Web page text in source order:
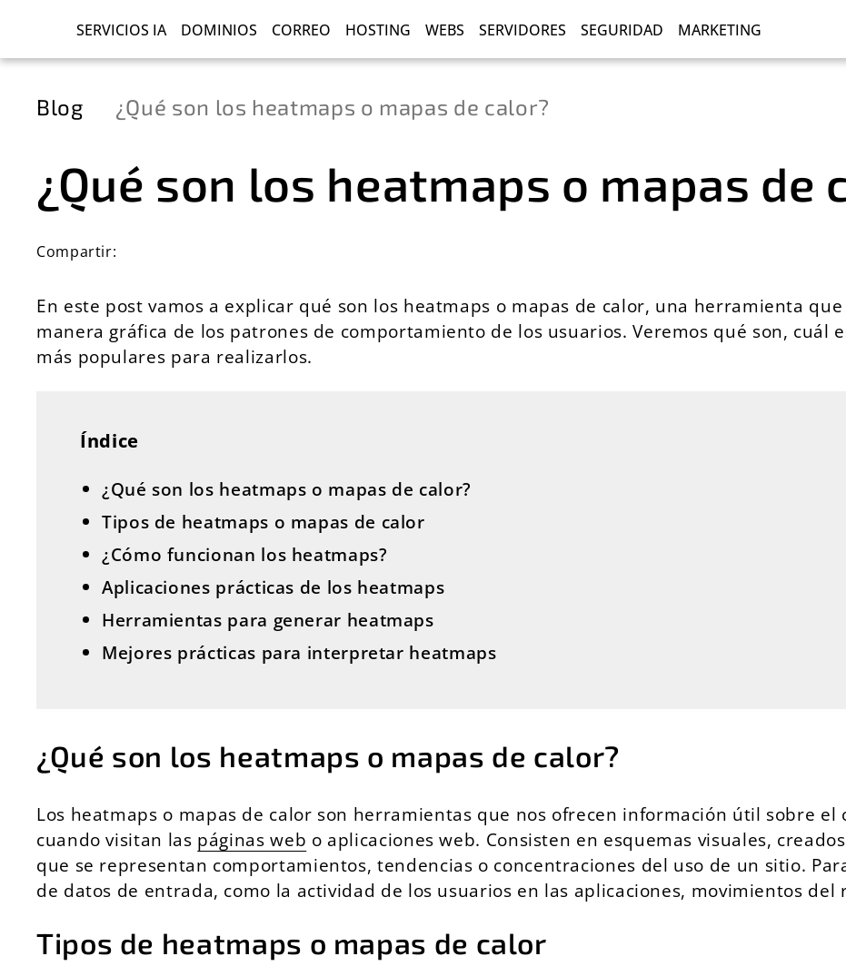
SERVICIOS IA DOMINIOS CORREO HOSTING WEBS SERVIDORES SEGURIDAD MARKETING
Blog ¿Qué son los heatmaps o mapas de calor?
¿Qué son los heatmaps o mapas de
Compartir:
En este post vamos a explicar qué son los heatmaps o mapas de calor, una herramienta
manera gráfica de los patrones de comportamiento de los usuarios. Veremos qué son, cuál
más populares para realizarlos.
Índice
¿Qué son los heatmaps o mapas de calor?
Tipos de heatmaps o mapas de calor
¿Cómo funcionan los heatmaps?
Aplicaciones prácticas de los heatmaps
Herramientas para generar heatmaps
Mejores prácticas para interpretar heatmaps
¿Qué son los heatmaps o mapas de calor?
Los heatmaps o mapas de calor son herramientas que nos ofrecen información útil sobre
cuando visitan las páginas web o aplicaciones web. Consisten en esquemas visuales,
que se representan comportamientos, tendencias o concentraciones del uso de un sitio.
de datos de entrada, como la actividad de los usuarios en las aplicaciones, movimientos del
Tipos de heatmaps o mapas de calor